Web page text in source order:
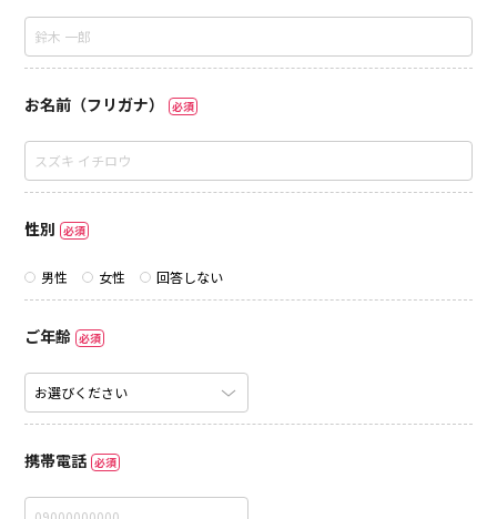
お名前（フリガナ） 必須
性別 必須
男性 女性 回答しない
ご年齢 必須
携帯電話 必須